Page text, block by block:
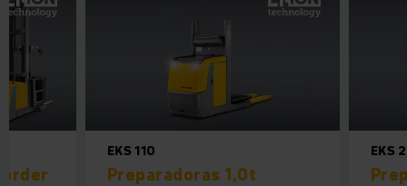
EKS 110
Preparadoras 1,0t
EKS